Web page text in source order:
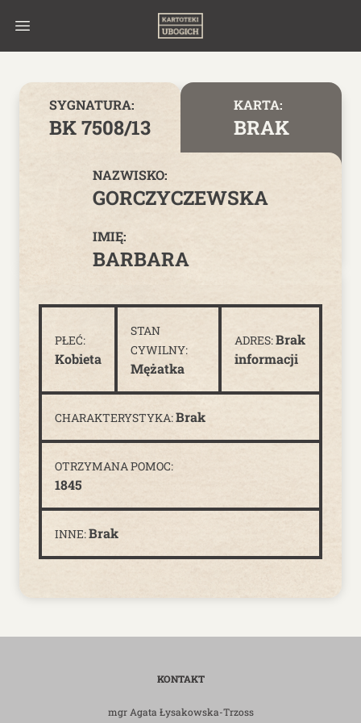
SYGNATURA:
BK 7508/13
KARTA:
BRAK
NAZWISKO:
GORCZYCZEWSKA
IMIĘ:
BARBARA
PŁEĆ:
Kobieta
STAN
CYWILNY:
Mężatka
ADRES:Brak
informacji
CHARAKTERYSTYKA:Brak
OTRZYMANA POMOC:
1845
INNE:Brak
KONTAKT
mgr Agata Łysakowska-Trzoss